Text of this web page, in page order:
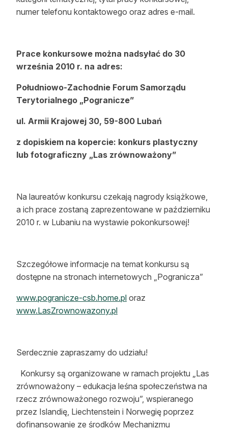
numer telefonu kontaktowego oraz adres e-mail.
Prace konkursowe można nadsyłać do 30
września 2010 r. na adres:
Południowo-Zachodnie Forum Samorządu
Terytorialnego „Pogranicze”
ul. Armii Krajowej 30, 59-800 Lubań
z dopiskiem na kopercie: konkurs plastyczny
lub fotograficzny „Las zrównoważony”
Na laureatów konkursu czekają nagrody książkowe,
a ich prace zostaną zaprezentowane w październiku
2010 r. w Lubaniu na wystawie pokonkursowej!
Szczegółowe informacje na temat konkursu są
dostępne na stronach internetowych „Pogranicza”
www.pogranicze-csb.home.pl oraz
www.LasZrownowazony.pl
Serdecznie zapraszamy do udziału!
Konkursy są organizowane w ramach projektu „Las
zrównoważony – edukacja leśna społeczeństwa na
rzecz zrównoważonego rozwoju”, wspieranego
przez Islandię, Liechtenstein i Norwegię poprzez
dofinansowanie ze środków Mechanizmu